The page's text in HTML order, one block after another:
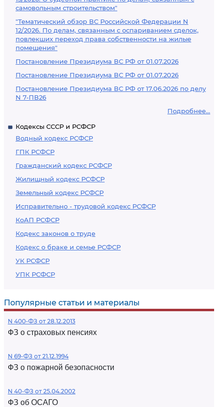
самовольным строительством"
"Тематический обзор ВС Российской Федерации N
12/2026. По делам, связанным с оспариванием сделок,
повлекших переход права собственности на жилые
помещения"
Постановление Президиума ВС РФ от 01.07.2026
Постановление Президиума ВС РФ от 01.07.2026
Постановление Президиума ВС РФ от 17.06.2026 по делу
N 7-ПВ26
Подробнее...
Кодексы СССР и РСФСР
Водный кодекс РСФСР
ГПК РСФСР
Гражданский кодекс РСФСР
Жилищный кодекс РСФСР
Земельный кодекс РСФСР
Исправительно - трудовой кодекс РСФСР
КоАП РСФСР
Кодекс законов о труде
Кодекс о браке и семье РСФСР
УК РСФСР
УПК РСФСР
Популярные статьи и материалы
N 400-ФЗ от 28.12.2013
ФЗ о страховых пенсиях
N 69-ФЗ от 21.12.1994
ФЗ о пожарной безопасности
N 40-ФЗ от 25.04.2002
ФЗ об ОСАГО